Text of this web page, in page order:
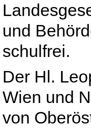
und
schulfrei.
Der Hl.
Wien und
von